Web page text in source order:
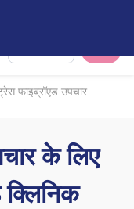
फाइब्रॉएड उपचार
के लिए